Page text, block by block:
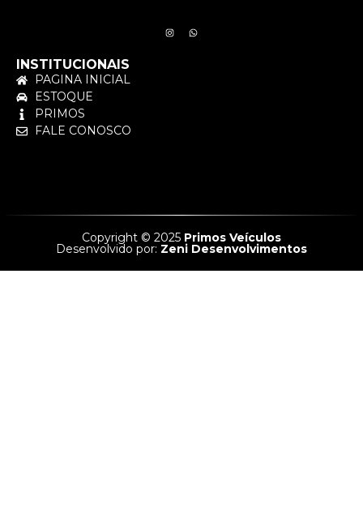
INSTITUCIONAIS
PAGINA INICIAL
ESTOQUE
PRIMOS
FALE CONOSCO
Copyright © 2025 Primos Veículos
Desenvolvido por: Zeni Desenvolvimentos